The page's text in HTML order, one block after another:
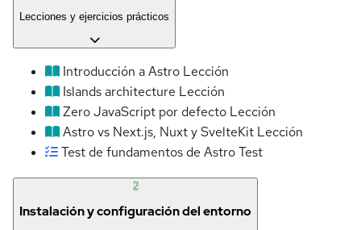
Lecciones y ejercicios prácticos
Introducción a Astro Lección
Islands architecture Lección
Zero JavaScript por defecto Lección
Astro vs Next.js, Nuxt y SvelteKit Lección
Test de fundamentos de AstroTest
2
Instalación y configuración del entorno